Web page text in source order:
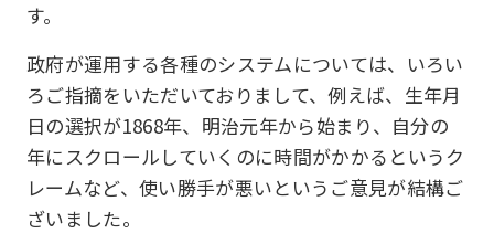
す。
政府が運用する各種のシステムについては、いろい
ろご指摘をいただいておりまして、例えば、生年月
日の選択が1868年、明治元年から始まり、自分の
年にスクロールしていくのに時間がかかるというク
レームなど、使い勝手が悪いというご意見が結構ご
ざいました。